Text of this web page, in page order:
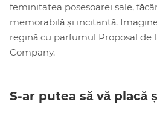
feminitatea posesoarei sale,
memorabilă și incitantă.
regină cu parfumul Proposal de
Company.
S-ar putea să vă placă